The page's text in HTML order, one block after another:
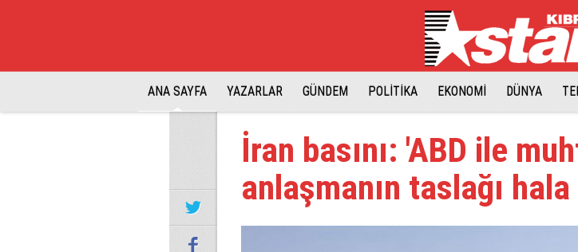
ANA SAYFA YAZARLAR GÜNDEM POLİTİKA EKONOMİ DÜNYA
İran basını: 'ABD ile
anlaşmanın taslağı